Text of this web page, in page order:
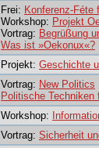
Frei: Konferenz-Féte
Workshop: Projekt
Vortrag: Begrüßung
Was ist »Oekonux«?
Projekt: Geschichte
Vortrag: New Politics
Politische Techniken
Workshop:
Vortrag: Sicherheit